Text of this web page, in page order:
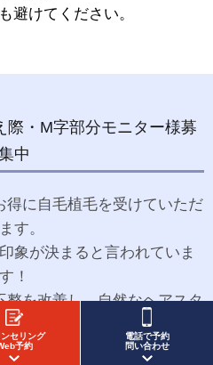
避けてください。
際・M字部分モニター様募
中
得に自毛植毛を受けていただ
す。
象が決まると言われていま
す！
を改善し、自然なヘアスタ
しましょう！
ンセリング
予約
電話で予約
問い合わせ